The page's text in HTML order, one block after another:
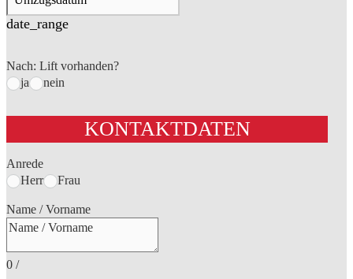
date_range
Nach: Lift vorhanden?
ja
nein
KONTAKTDATEN
Anrede
Herr
Frau
Name / Vorname
0 /